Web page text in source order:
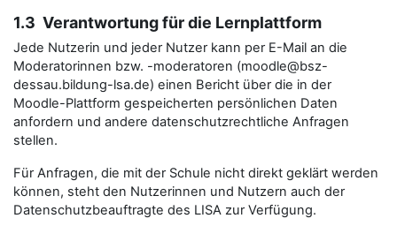
1.3 Verantwortung für die Lernplattform
Jede Nutzerin und jeder Nutzer kann per E-Mail an die
Moderatorinnen bzw. -moderatoren (moodle@bsz-
dessau.bildung-lsa.de) einen Bericht über die in der
Moodle-Plattform gespeicherten persönlichen Daten
anfordern und andere datenschutzrechtliche Anfragen
stellen.
Für Anfragen, die mit der Schule nicht direkt geklärt werden
können, steht den Nutzerinnen und Nutzern auch der
Datenschutzbeauftragte des LISA zur Verfügung.